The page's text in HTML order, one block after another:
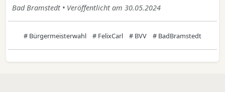
Bad Bramstedt • Veröffentlicht am 30.05.2024
# Bürgermeisterwahl # FelixCarl # BVV # BadBramstedt